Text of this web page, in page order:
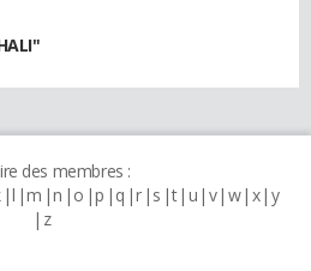
des membres :
l m n o p q r s t u v w x y
z